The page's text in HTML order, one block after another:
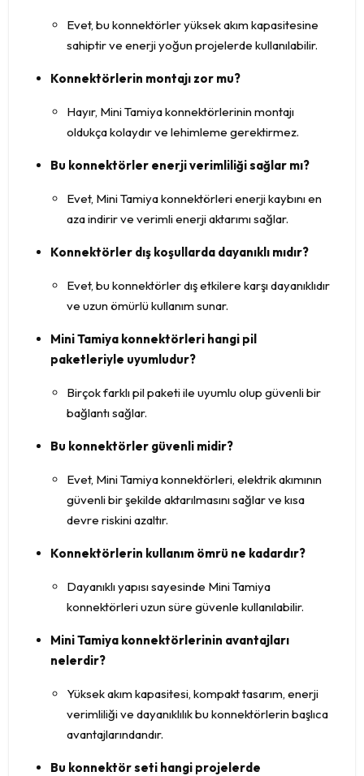
Evet, bu konnektörler yüksek akım kapasitesine
sahiptir ve enerji yoğun projelerde kullanılabilir.
Konnektörlerin montajı zor mu?
Hayır, Mini Tamiya konnektörlerinin montajı
oldukça kolaydır ve lehimleme gerektirmez.
Bu konnektörler enerji verimliliği sağlar mı?
Evet, Mini Tamiya konnektörleri enerji kaybını en
aza indirir ve verimli enerji aktarımı sağlar.
Konnektörler dış koşullarda dayanıklı mıdır?
Evet, bu konnektörler dış etkilere karşı dayanıklıdır
ve uzun ömürlü kullanım sunar.
Mini Tamiya konnektörleri hangi pil
paketleriyle uyumludur?
Birçok farklı pil paketi ile uyumlu olup güvenli bir
bağlantı sağlar.
Bu konnektörler güvenli midir?
Evet, Mini Tamiya konnektörleri, elektrik akımının
güvenli bir şekilde aktarılmasını sağlar ve kısa
devre riskini azaltır.
Konnektörlerin kullanım ömrü ne kadardır?
Dayanıklı yapısı sayesinde Mini Tamiya
konnektörleri uzun süre güvenle kullanılabilir.
Mini Tamiya konnektörlerinin avantajları
nelerdir?
Yüksek akım kapasitesi, kompakt tasarım, enerji
verimliliği ve dayanıklılık bu konnektörlerin başlıca
avantajlarındandır.
Bu konnektör seti hangi projelerde